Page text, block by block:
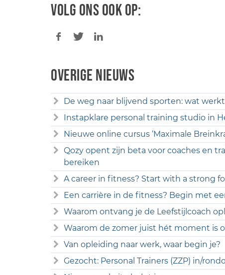
Volg ons ook op:
Overige nieuws
De weg naar blijvend sporten: wat
Instapklare personal training studio in
Nieuwe online cursus ‘Maximale
Qozy opent zijn beta voor coaches en
bereiken
A career in fitness? Start with a strong
Een carrière in de fitness? Begin met
Waarom ontvang je de Leefstijlcoach
Waarom de zomer juist hét moment is
Van opleiding naar werk, waar begin je?
Gezocht: Personal Trainers (ZZP) in/